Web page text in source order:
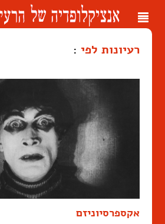
Toggle
רעיונות לפי :
אקספרסיוניזם